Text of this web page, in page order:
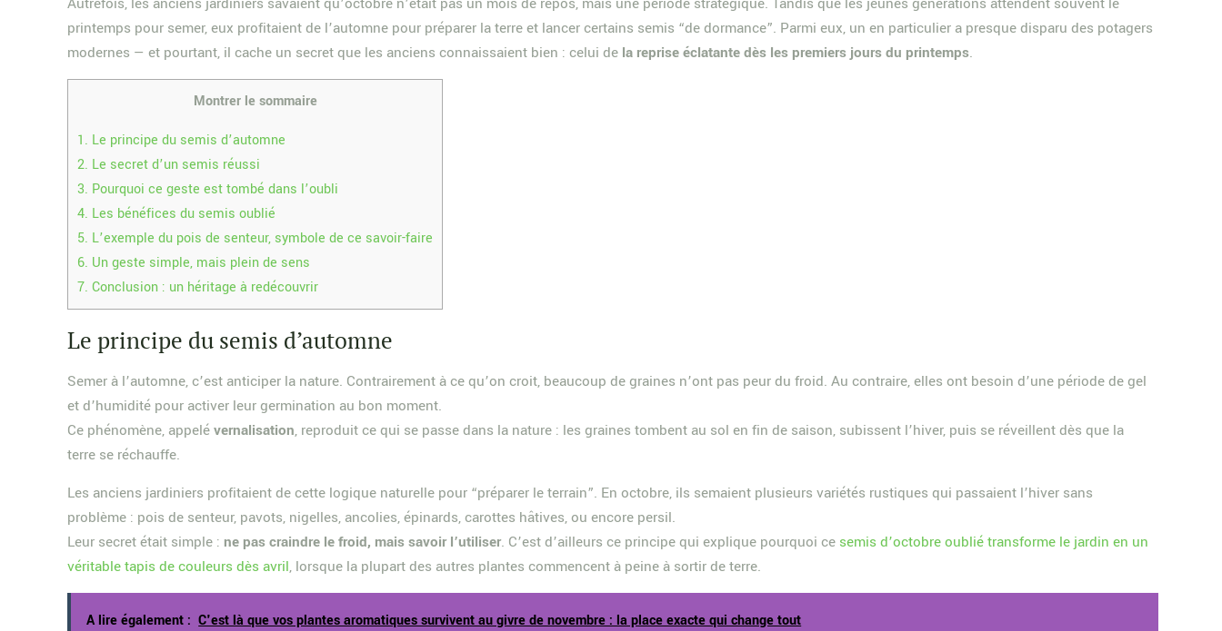
printemps pour semer, eux profitaient de l’automne pour préparer la terre et lancer certains semis “de dormance”. Parmi eux, un en particulier a presque disparu des potagers
modernes — et pourtant, il cache un secret que les anciens connaissaient bien : celui de la reprise éclatante dès les premiers jours du printemps.
Montrer le sommaire
1. Le principe du semis d’automne
2. Le secret d’un semis réussi
3. Pourquoi ce geste est tombé dans l’oubli
4. Les bénéfices du semis oublié
5. L’exemple du pois de senteur, symbole de ce savoir-faire
6. Un geste simple, mais plein de sens
7. Conclusion : un héritage à redécouvrir
Le principe du semis d’automne
Semer à l’automne, c’est anticiper la nature. Contrairement à ce qu’on croit, beaucoup de graines n’ont pas peur du froid. Au contraire, elles ont besoin d’une période de gel
et d’humidité pour activer leur germination au bon moment.
Ce phénomène, appelévernalisation, reproduit ce qui se passe dans la nature : les graines tombent au sol en fin de saison, subissent l’hiver, puis se réveillent dès que la
terre se réchauffe.
Les anciens jardiniers profitaient de cette logique naturelle pour “préparer le terrain”. En octobre, ils semaient plusieurs variétés rustiques qui passaient l’hiver sans
problème : pois de senteur, pavots, nigelles, ancolies, épinards, carottes hâtives, ou encore persil.
Leur secret était simple : ne pas craindre le froid, mais savoir l’utiliser. C’est d’ailleurs ce principe qui explique pourquoi ce semis d’octobre oublié transforme le jardin en un
véritable tapis de couleurs dès avril, lorsque la plupart des autres plantes commencent à peine à sortir de terre.
A lire également : C'est là que vos plantes aromatiques survivent au givre de novembre : la place exacte qui change tout